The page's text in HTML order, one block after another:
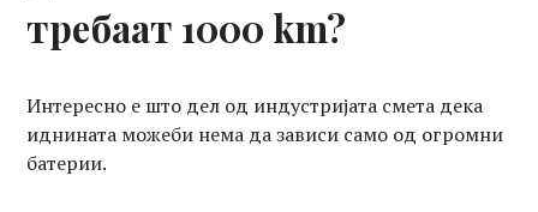
требаат 1000 km?
Интересно е што дел од индустријата смета дека
иднината можеби нема да зависи само од огромни
батерии.